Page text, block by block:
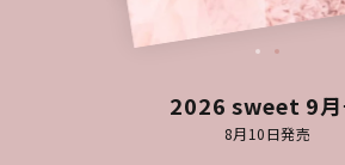
2026 sweet 9月
8月10日発売